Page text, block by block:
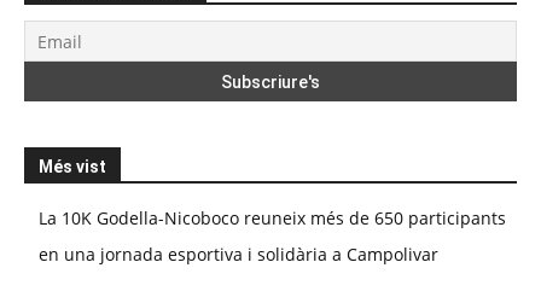
Més vist
La 10K Godella-Nicoboco reuneix més de 650 participants
en una jornada esportiva i solidària a Campolivar